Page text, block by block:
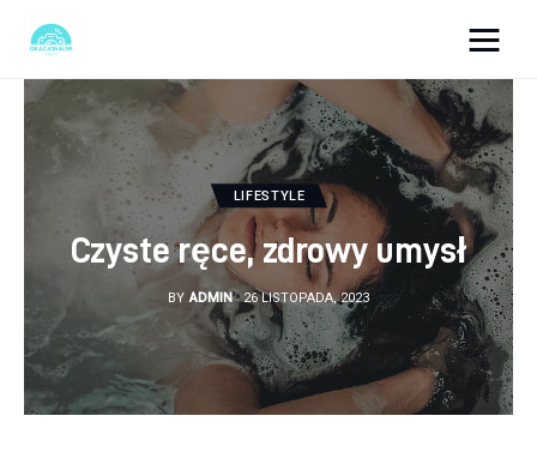
Turystyka
Lifestyle
Dom i ogród
Uroda
Zdrowie
LIFESTYLE
Czyste ręce, zdrowy umysł
BY ADMIN 26 LISTOPADA, 2023